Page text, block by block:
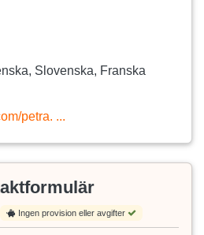
Slovenska, Franska
petra. ...
Ingen provision eller avgifter